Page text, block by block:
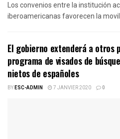
Los convenios entre la institución
iberoamericanas favorecen la
El gobierno extenderá a otros
programa de visados de
nietos de españoles
BYESC-ADMIN 7 JANVIER 2020 0